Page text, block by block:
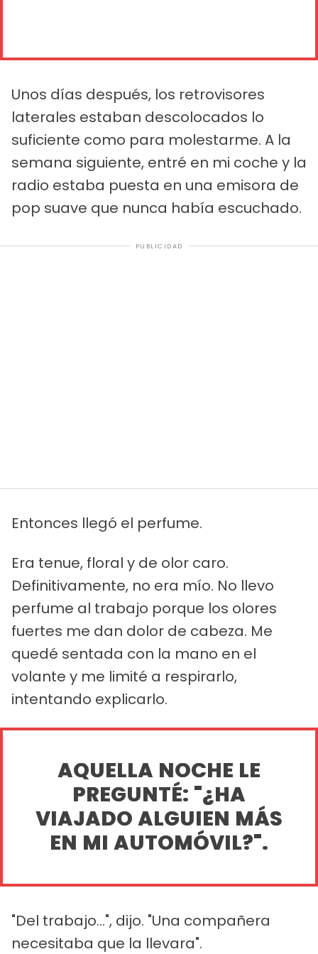
Unos días después, los retrovisores
laterales estaban descolocados lo
suficiente como para molestarme. A la
semana siguiente, entré en mi coche y la
radio estaba puesta en una emisora de
pop suave que nunca había escuchado.
PUBLICIDAD
Entonces llegó el perfume.
Era tenue, floral y de olor caro.
Definitivamente, no era mío. No llevo
perfume al trabajo porque los olores
fuertes me dan dolor de cabeza. Me
quedé sentada con la mano en el
volante y me limité a respirarlo,
intentando explicarlo.
AQUELLA NOCHE LE
PREGUNTÉ: "¿HA
VIAJADO ALGUIEN MÁS
EN MI AUTOMÓVIL?".
"Del trabajo...", dijo. "Una compañera
necesitaba que la llevara".